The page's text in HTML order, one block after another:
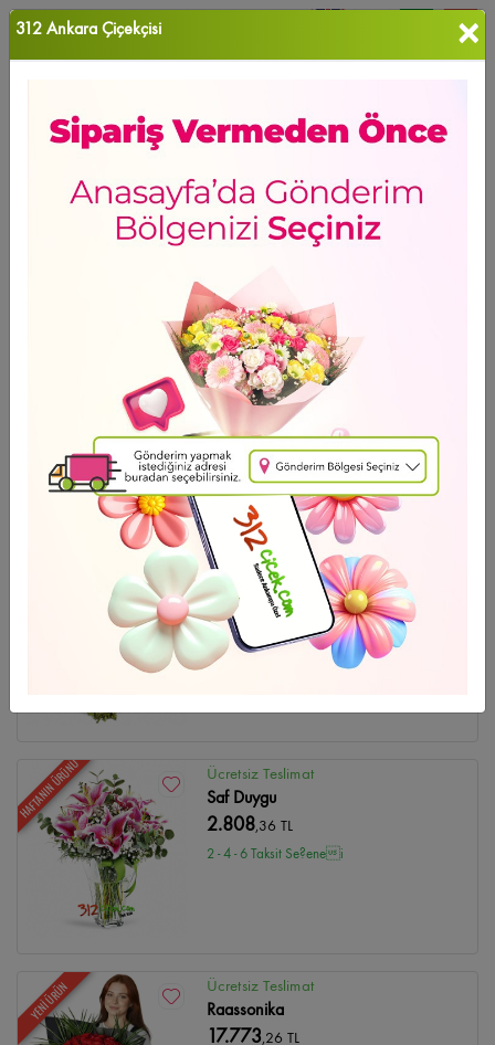
Ana Sayfa ANKARA ÇİÇEK Bağlıca Çiçekçi
Sıralama
Ücretsiz Teslimat
Peony Bouquet
13.361,14 TL
2 - 4 - 6 Taksit Se?enei
Ücretsiz Teslimat
Düğün Çelenk-10
4.748 ,47 TL
2 - 4 - 6 Taksit Se?enei
HAFTANIN ÜRÜNÜ Ücretsiz Teslimat
Saf Duygu
2.808,36 TL
2 - 4 - 6 Taksit Se?enei
YENİ ÜRÜN Ücretsiz Teslimat
Raassonika
17.773,26 TL
312 Ankara Çiçekçisi ×